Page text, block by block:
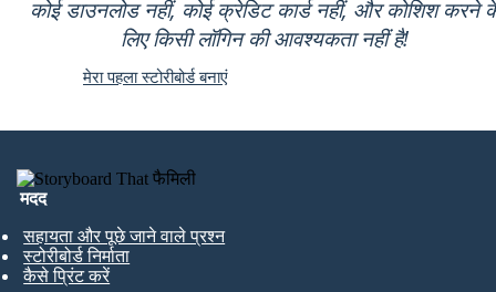
कोई डाउनलोड नहीं, कोई क्रेडिट कार्ड नहीं, और कोशिश करने
लिए किसी लॉगिन की आवश्यकता नहीं है!
मेरा पहला स्टोरीबोर्ड बनाएं
मदद
सहायता और पूछे जाने वाले प्रश्न
स्टोरीबोर्ड निर्माता
कैसे प्रिंट करें